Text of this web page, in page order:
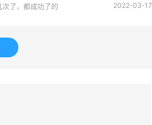
了，都成功了的 2022-03-17
85人获得返利